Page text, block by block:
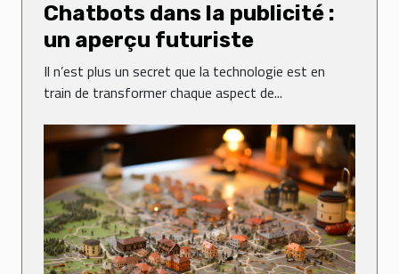
Chatbots dans la publicité :
un aperçu futuriste
Il n’est plus un secret que la technologie est en
train de transformer chaque aspect de...